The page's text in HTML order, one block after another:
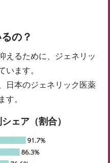
の？
えるために、ジェネリッ
います。
日本のジェネリック医薬
す。
ェア（割合）